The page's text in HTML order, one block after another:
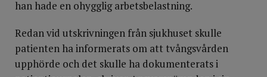
han hade en ohygglig arbetsbelastning.
Redan vid utskrivningen från sjukhuset skulle
patienten ha informerats om att tvångsvården
upphörde och det skulle ha dokumenterats i